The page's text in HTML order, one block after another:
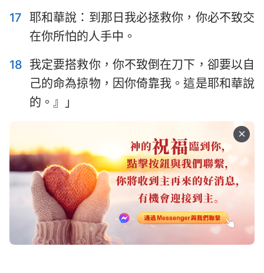
17 耶和華說：到那日我必拯救你，你必不致交
在你所怕的人手中。
18 我定要搭救你，你不致倒在刀下，卻要以自
己的命為掠物，因你倚靠我。這是耶和華說
的。』」